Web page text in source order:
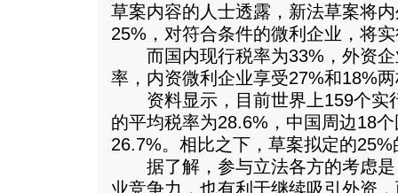
草案内容的人士透露，新法草案将
25%，对符合条件的微利企业，将
而国内现行税率为33%，外资企
率，内资微利企业享受27%和18%
资料显示，目前世界上159个实
的平均税率为28.6%，中国周边18
26.7%。相比之下，草案拟定的
据了解，参与立法各方的考虑是
业竞争力，也有利于继续吸引外资